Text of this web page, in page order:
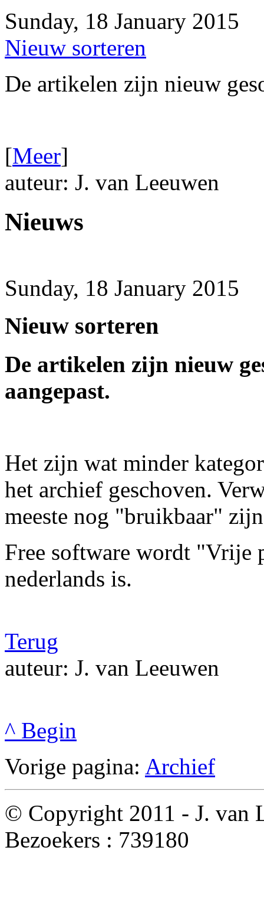
Sunday, 18 January 2015
Nieuw sorteren
De artikelen zijn nieuw
[Meer]
auteur: J. van Leeuwen
Nieuws
Sunday, 18 January 2015
Nieuw sorteren
De artikelen zijn nieuw
aangepast.
Het zijn wat minder
het archief geschoven.
meeste nog "bruikbaar"
Free software wordt "Vrije
nederlands is.
Terug
auteur: J. van Leeuwen
^ Begin
Vorige pagina: Archief
© Copyright 2011 - J. van
Bezoekers : 739180